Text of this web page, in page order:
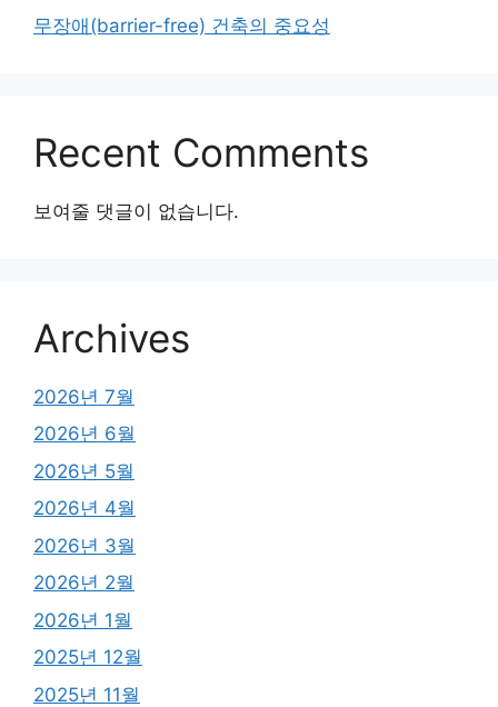
무장애(barrier-free) 건축의 중요성
Recent Comments
보여줄 댓글이 없습니다.
Archives
2026년 7월
2026년 6월
2026년 5월
2026년 4월
2026년 3월
2026년 2월
2026년 1월
2025년 12월
2025년 11월